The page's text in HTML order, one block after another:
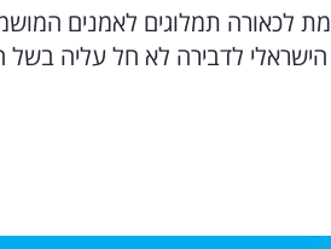
לכאורה תמלוגים לאמנים
לדבירה לא חל עליה בשל